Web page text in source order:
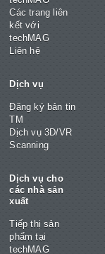
Các trang liên
kết với
techMAG
Liên hệ
Dịch vụ
Đăng ký bản tin
TM
Dịch vụ 3D/VR
Scanning
Dịch vụ cho
các nhà sản
xuất
Tiếp thị sản
phẩm tại
techMAG